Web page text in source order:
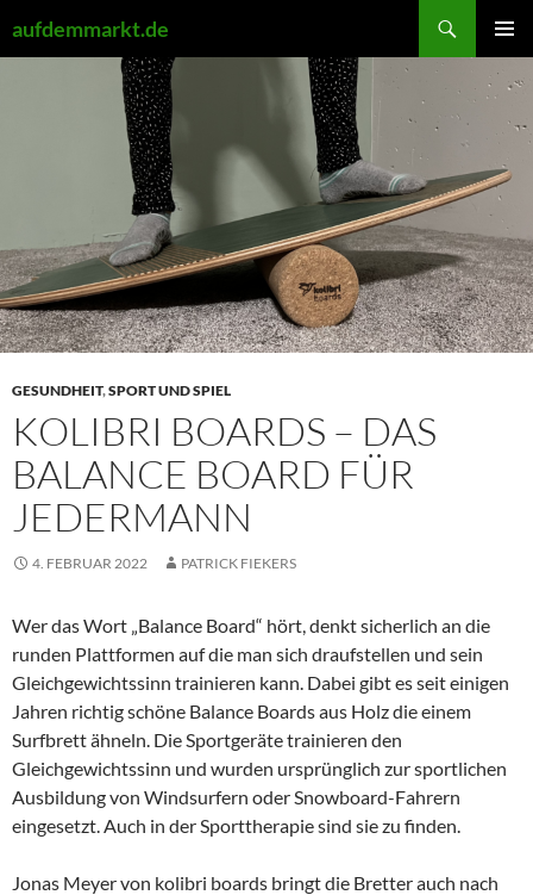
Inhalt
aufdemmarkt.de
MENÜ
GESUNDHEIT,SPORT UND SPIEL
KOLIBRI BOARDS – DAS
BALANCE BOARD FÜR
JEDERMANN
4. FEBRUAR 2022 PATRICK FIEKERS
Wer das Wort „Balance Board“ hört, denkt sicherlich an die
runden Plattformen auf die man sich draufstellen und sein
Gleichgewichtssinn trainieren kann. Dabei gibt es seit einigen
Jahren richtig schöne Balance Boards aus Holz die einem
Surfbrett ähneln. Die Sportgeräte trainieren den
Gleichgewichtssinn und wurden ursprünglich zur sportlichen
Ausbildung von Windsurfern oder Snowboard-Fahrern
eingesetzt. Auch in der Sporttherapie sind sie zu finden.
Jonas Meyer von kolibri boards bringt die Bretter auch nach